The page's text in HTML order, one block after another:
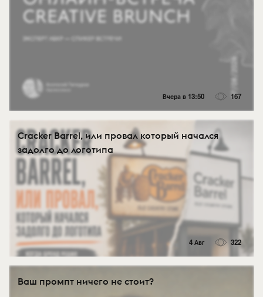
Вчера в 13:50 167
Cracker Barrel, или провал который начался
задолго до логотипа
4 Авг 322
Ваш промпт ничего не стоит?